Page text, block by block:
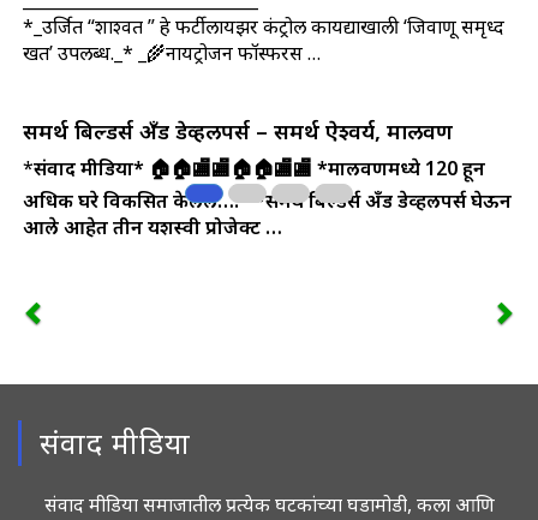
*_उर्जित “शाश्वत ” हे फर्टीलायझर कंट्रोल कायद्याखाली ‘जिवाणू समृध्द
खत’ उपलब्ध._* _🌾नायट्रोजन फॉस्फरस …
समर्थ बिल्डर्स अँड डेव्हलपर्स – समर्थ ऐश्वर्य, मालवण
*संवाद मीडिया* 🏠🏠🏬🏬🏠🏠🏬🏬 *मालवणमध्ये 120 हून
अधिक घरे विकसित केलेले….**समर्थ बिल्डर्स अँड डेव्हलपर्स घेऊन
आले आहेत तीन यशस्वी प्रोजेक्ट …
संवाद मीडिया
संवाद मीडिया समाजातील प्रत्येक घटकांच्या घडामोडी, कला आणि